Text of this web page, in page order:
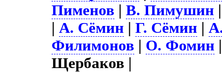
Пименов |В. Пимушин
|А. Сёмин |Г. Сёмин |
Филимонов | О. Фомин
Щербаков |